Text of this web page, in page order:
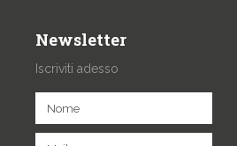
Newsletter
Iscriviti adesso